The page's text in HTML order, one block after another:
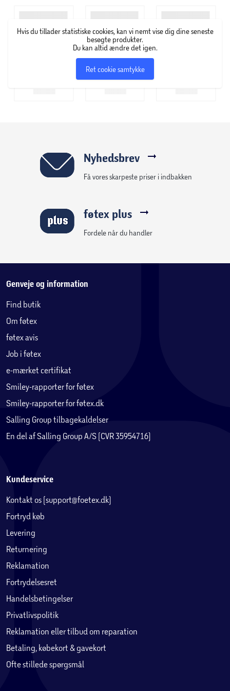
Hvis du tillader statistiske cookies, kan vi nemt vise dig dine seneste
besøgte produkter.
Du kan altid ændre det igen.
Ret cookie samtykke
Nyhedsbrev
Få vores skarpeste priser i indbakken
føtex plus
Fordele når du handler
Genveje og information
Find butik
Om føtex
føtex avis
Job i føtex
e-mærket certifikat
Smiley-rapporter for føtex
Smiley-rapporter for føtex.dk
Salling Group tilbagekaldelser
En del af Salling Group A/S (CVR 35954716)
Kundeservice
Kontakt os (support@foetex.dk)
Fortryd køb
Levering
Returnering
Reklamation
Fortrydelsesret
Handelsbetingelser
Privatlivspolitik
Reklamation eller tilbud om reparation
Betaling, købekort & gavekort
Ofte stillede spørgsmål